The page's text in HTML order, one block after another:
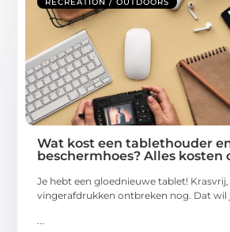
Wat kost een tablethouder
beschermhoes? Alles kosten
Je hebt een gloednieuwe tablet! Krasvrij,
vingerafdrukken ontbreken nog. Dat wil
...